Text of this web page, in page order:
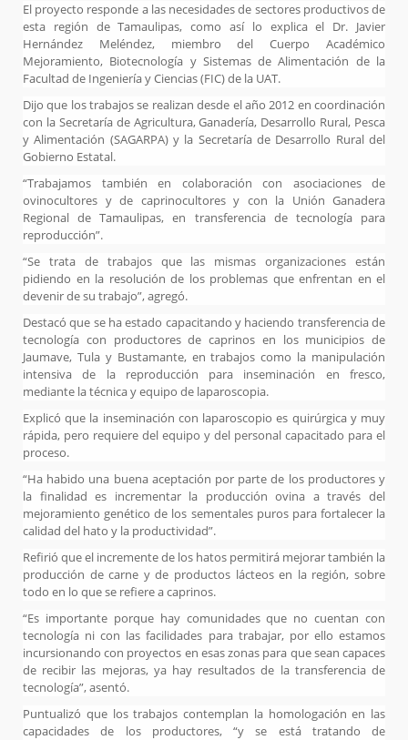
El proyecto responde a las necesidades de sectores productivos de
esta región de Tamaulipas, como así lo explica el Dr. Javier
Hernández Meléndez, miembro del Cuerpo Académico
Mejoramiento, Biotecnología y Sistemas de Alimentación de la
Facultad de Ingeniería y Ciencias (FIC) de la UAT.
Dijo que los trabajos se realizan desde el año 2012 en coordinación
con la Secretaría de Agricultura, Ganadería, Desarrollo Rural, Pesca
y Alimentación (SAGARPA) y la Secretaría de Desarrollo Rural del
Gobierno Estatal.
“Trabajamos también en colaboración con asociaciones de
ovinocultores y de caprinocultores y con la Unión Ganadera
Regional de Tamaulipas, en transferencia de tecnología para
reproducción”.
“Se trata de trabajos que las mismas organizaciones están
pidiendo en la resolución de los problemas que enfrentan en el
devenir de su trabajo”, agregó.
Destacó que se ha estado capacitando y haciendo transferencia de
tecnología con productores de caprinos en los municipios de
Jaumave, Tula y Bustamante, en trabajos como la manipulación
intensiva de la reproducción para inseminación en fresco,
mediante la técnica y equipo de laparoscopia.
Explicó que la inseminación con laparoscopio es quirúrgica y muy
rápida, pero requiere del equipo y del personal capacitado para el
proceso.
“Ha habido una buena aceptación por parte de los productores y
la finalidad es incrementar la producción ovina a través del
mejoramiento genético de los sementales puros para fortalecer la
calidad del hato y la productividad”.
Refirió que el incremente de los hatos permitirá mejorar también la
producción de carne y de productos lácteos en la región, sobre
todo en lo que se refiere a caprinos.
“Es importante porque hay comunidades que no cuentan con
tecnología ni con las facilidades para trabajar, por ello estamos
incursionando con proyectos en esas zonas para que sean capaces
de recibir las mejoras, ya hay resultados de la transferencia de
tecnología”, asentó.
Puntualizó que los trabajos contemplan la homologación en las
capacidades de los productores, “y se está tratando de